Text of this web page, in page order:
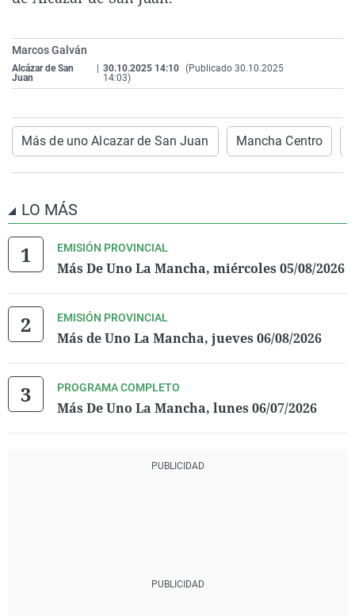
Gente viajera
Como el perro y el
Retornados
Equipo de
Galicia
La Rioja
País Vasco
Televisión
Elecciones
Marcos Galván
Alcázar de San
Juan
30.10.2025 14:10 (Publicado 30.10.2025
14:03)
Más de uno Alcazar de San Juan Mancha Centro
LO MÁS
EMISIÓN PROVINCIAL
Más De Uno La Mancha, miércoles 05/08/2026
EMISIÓN PROVINCIAL
Más de Uno La Mancha, jueves 06/08/2026
PROGRAMA COMPLETO
Más De Uno La Mancha, lunes 06/07/2026